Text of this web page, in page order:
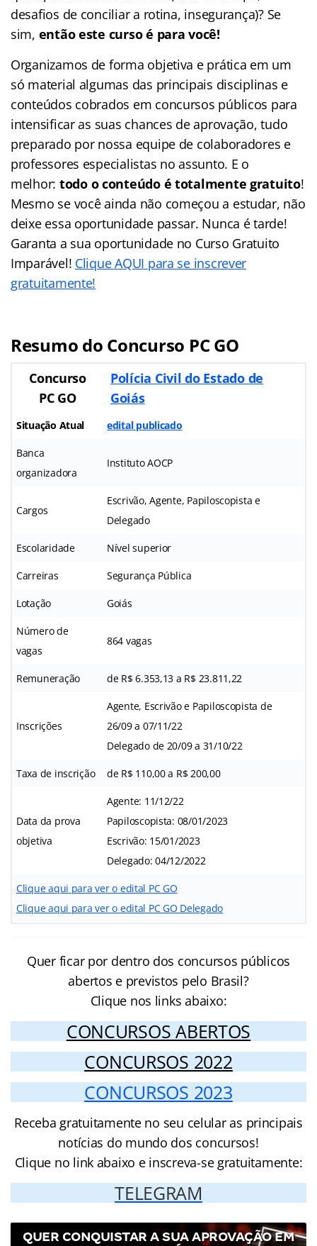
desafios de conciliar a rotina, insegurança)? Se
sim, então este curso é para você!
Organizamos de forma objetiva e prática em um
só material algumas das principais disciplinas e
conteúdos cobrados em concursos públicos para
intensificar as suas chances de aprovação, tudo
preparado por nossa equipe de colaboradores e
professores especialistas no assunto. E o
melhor: todo o conteúdo é totalmente gratuito!
Mesmo se você ainda não começou a estudar, não
deixe essa oportunidade passar. Nunca é tarde!
Garanta a sua oportunidade no Curso Gratuito
Imparável! Clique AQUI para se inscrever
gratuitamente!
Resumo do Concurso PC GO
Concurso
PC GO
Polícia Civil do Estado de
Goiás
Situação Atual edital publicado
Banca
organizadora
Instituto AOCP
Cargos
Escrivão, Agente, Papiloscopista e
Delegado
Escolaridade Nível superior
Carreiras Segurança Pública
Lotação Goiás
Número de
vagas
864 vagas
Remuneração de R$ 6.353,13 a R$ 23.811,22
Inscrições
Agente, Escrivão e Papiloscopista de
26/09 a 07/11/22
Delegado de 20/09 a 31/10/22
Taxa de inscrição de R$ 110,00 a R$ 200,00
Data da prova
objetiva
Agente: 11/12/22
Papiloscopista: 08/01/2023
Escrivão: 15/01/2023
Delegado: 04/12/2022
Clique aqui para ver o edital PC GO
Clique aqui para ver o edital PC GO Delegado
Quer ficar por dentro dos concursos públicos
abertos e previstos pelo Brasil?
Clique nos links abaixo:
CONCURSOS ABERTOS
CONCURSOS 2022
CONCURSOS 2023
Receba gratuitamente no seu celular as principais
notícias do mundo dos concursos!
Clique no link abaixo e inscreva-se gratuitamente:
TELEGRAM
QUER CONQUISTAR A SUA APROVAÇÃO EM